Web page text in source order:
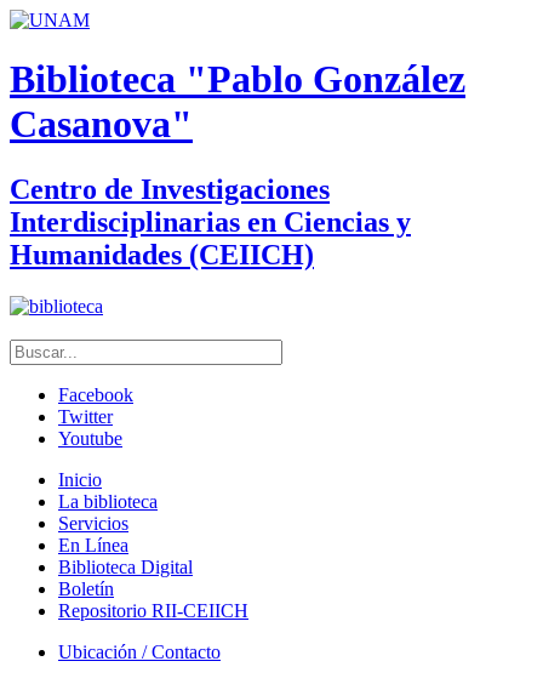
Biblioteca "Pablo González
Casanova"
Centro de Investigaciones
Interdisciplinarias en Ciencias y
Humanidades (CEIICH)
Facebook
Twitter
Youtube
Inicio
La biblioteca
Servicios
En Línea
Biblioteca Digital
Boletín
Repositorio RII-CEIICH
Ubicación / Contacto